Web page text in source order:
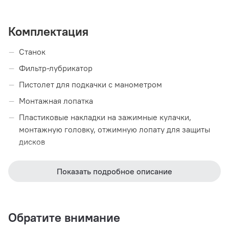
Комплектация
Станок
Фильтр-лубрикатор
Пистолет для подкачки с манометром
Монтажная лопатка
Пластиковые накладки на зажимные кулачки,
монтажную головку, отжимную лопату для защиты
дисков
Серия:
Показать подробное описание
Обратите внимание